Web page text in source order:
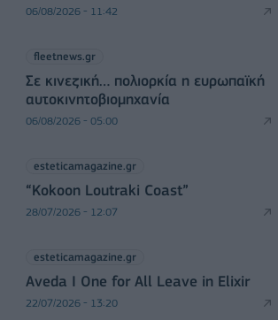
06/08/2026 - 11:42
fleetnews.gr
Σε κινεζική… πολιορκία η ευρωπαϊκή
αυτοκινητοβιομηχανία
06/08/2026 - 05:00
esteticamagazine.gr
“Kokoon Loutraki Coast”
28/07/2026 - 12:07
esteticamagazine.gr
Aveda I One for All Leave in Elixir
22/07/2026 - 13:20